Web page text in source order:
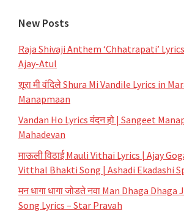
New Posts
Raja Shivaji Anthem ‘Chhatrapati’
Ajay-Atul
शूरा मी वंदिले Shura Mi Vandile Lyrics in
Manapmaan
Vandan Ho Lyrics वंदन हो | Sangeet
Mahadevan
माऊली विठाई Mauli Vithai Lyrics | Ajay
Vitthal Bhakti Song | Ashadi Ekadashi
मन धागा धागा जोडते नवा Man Dhaga
Song Lyrics – Star Pravah